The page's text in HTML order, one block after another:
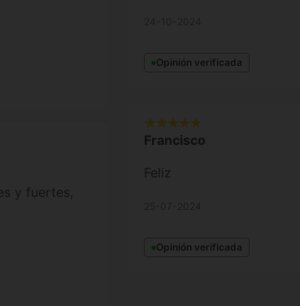
y fuertes,
Opinión verificada
Francisco
Feliz
Opinión verificada